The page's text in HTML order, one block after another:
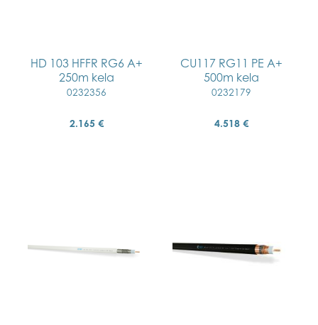
HD 103 HFFR RG6 A+
250m kela
0232356
2.165 €
CU117 RG11 PE A+
500m kela
0232179
4.518 €